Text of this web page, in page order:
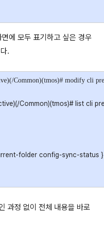
에 모두 표기하고 싶은 경우
.
Common)(tmos)# modify cli
Common)(tmos)# list cli
folder config-sync-status }
과정 없이 전체 내용을 바로